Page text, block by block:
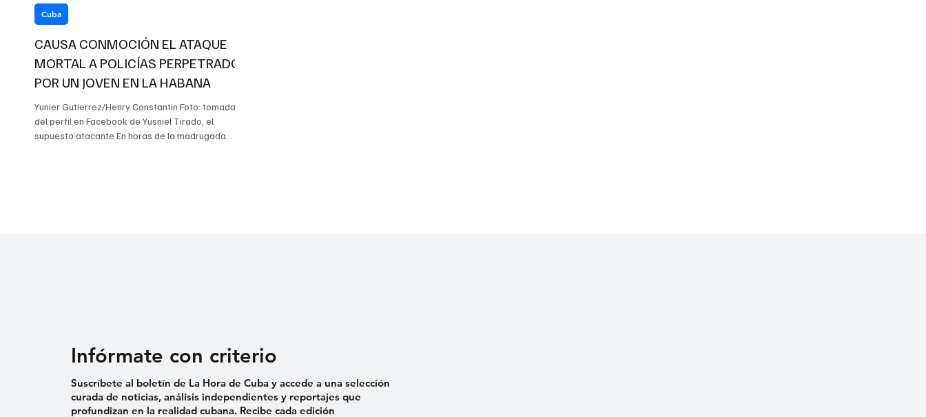
CAUSA CONMOCIÓN EL ATAQUE
MORTAL A POLICÍAS PERPETRADO
POR UN JOVEN EN LA HABANA
Yunier Gutierrez/Henry Constantin Foto: tomada
del perfil en Facebook de Yusniel Tirado, el
supuesto atacante En horas de la madrugada
Cuba
Infórmate con criterio
Suscríbete al boletín de La Hora de Cuba y accede a una selección
curada de noticias, análisis independientes y reportajes que
profundizan en la realidad cubana. Recibe cada edición